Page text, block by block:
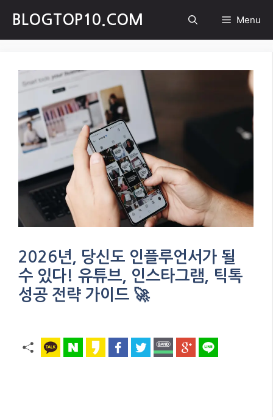
content
BLOGTOP10.COM Menu
2026년, 당신도 인플루언서가 될
수 있다! 유튜브, 인스타그램, 틱톡
성공 전략 가이드 🚀